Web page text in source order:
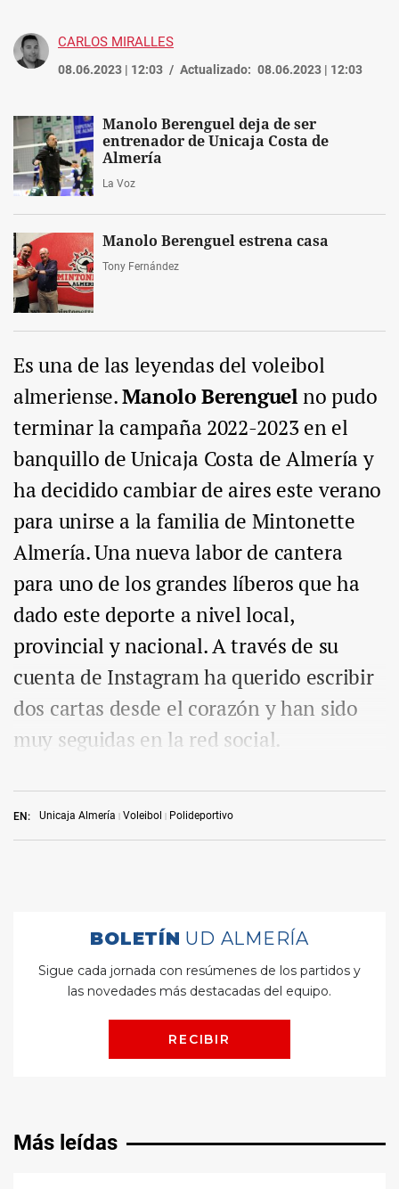
CARLOS MIRALLES
08.06.2023 | 12:03 Actualizado: 08.06.2023 | 12:03
EN: Unicaja Almería Voleibol Polideportivo
Manolo Berenguel deja de ser
entrenador de Unicaja Costa de
Almería
La Voz
Manolo Berenguel estrena casa
Tony Fernández
Es una de las leyendas del voleibol
almeriense.Manolo Berenguelno pudo
terminar la campaña 2022-2023 en el
banquillo de Unicaja Costa de Almería y
ha decidido cambiar de aires este verano
para unirse a la familia de Mintonette
Almería. Una nueva labor de cantera
para uno de los grandes líberos que ha
dado este deporte a nivel local,
provincial y nacional. A través de su
cuenta de Instagram ha querido escribir
dos cartas desde el corazón y han sido
muy seguidas en la red social.
Más leídas